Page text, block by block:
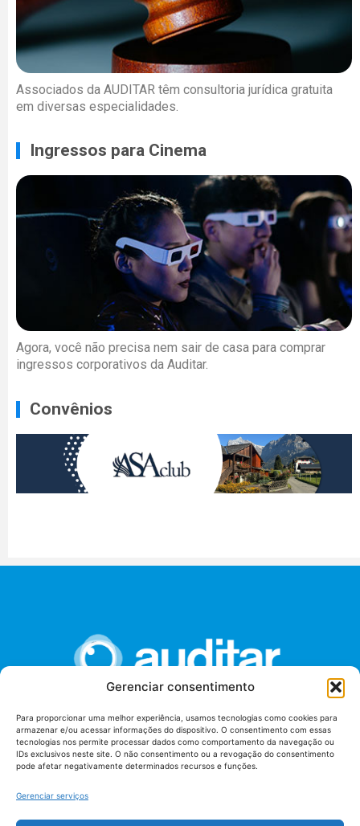
Gerenciar consentimento
Para proporcionar uma melhor experiência, usamos tecnologias como cookies para
armazenar e/ou acessar informações do dispositivo. O consentimento com essas
tecnologias nos permite processar dados como comportamento da navegação ou
IDs exclusivos neste site. O não consentimento ou a revogação do consentimento
pode afetar negativamente determinados recursos e funções.
Gerenciar serviços
Associados da AUDITAR têm consultoria jurídica gratuita
em diversas especialidades.
Ingressos para Cinema
Agora, você não precisa nem sair de casa para comprar
ingressos corporativos da Auditar.
Convênios
União dos Auditores Federais de Controle Externo -
AUDITAR
Setor de Administração Federal Sul (SAF/Sul), Qd. 04, Lt. 01
Tribunal de Contas da União (TCU), Subsolo, Sala S04
Telefone: (61)3527-7292